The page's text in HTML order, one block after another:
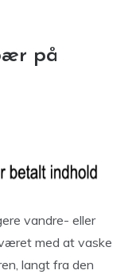
på
vandre- eller
med at vaske
langt fra den